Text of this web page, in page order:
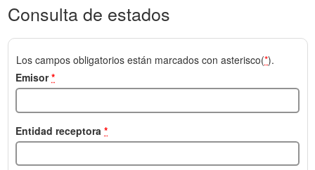
Consulta de estados
Los campos obligatorios están marcados con asterisco(*).
Emisor*
Entidad receptora *